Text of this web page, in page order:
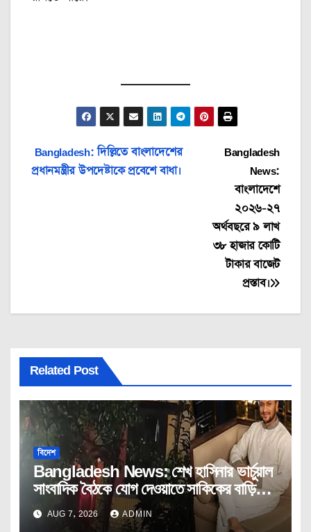
Post
navigation
Bangladesh
News:
বাংলাদেশে
২০২৬-২৭
অর্থবছরে ৯ লাখ
৩৮ হাজার কোটি
টাকার বাজেট
প্রস্তাব।
Bangladesh: দিল্লিতে বাংলাদেশের
প্রধানমন্ত্রীর উপদেষ্টাকে প্রবেশে বাধা।
Related Post
বিদেশ
Bangladesh News: শেখ হাসিনার ভার্চুয়াল
সাংবাদিক বৈঠকে যোগ দেওয়াতে সাকিকের বাড়িতে
অগ্নিসংযোগ।
AUG 7, 2026 ADMIN